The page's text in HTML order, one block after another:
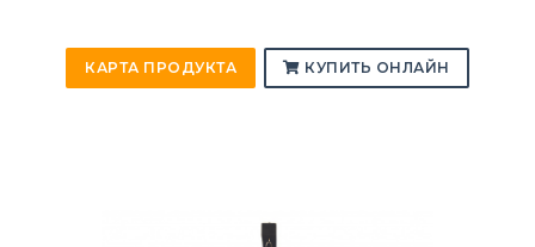
КАРТА ПРОДУКТА КУПИТЬ ОНЛАЙН